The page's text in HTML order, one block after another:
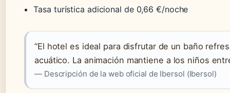
Tasa turística adicional de 0,66 €/noche
“El hotel es ideal para disfrutar de un baño
acuático. La animación mantiene a los niños
— Descripción de la web oficial de Ibersol (Ibersol)